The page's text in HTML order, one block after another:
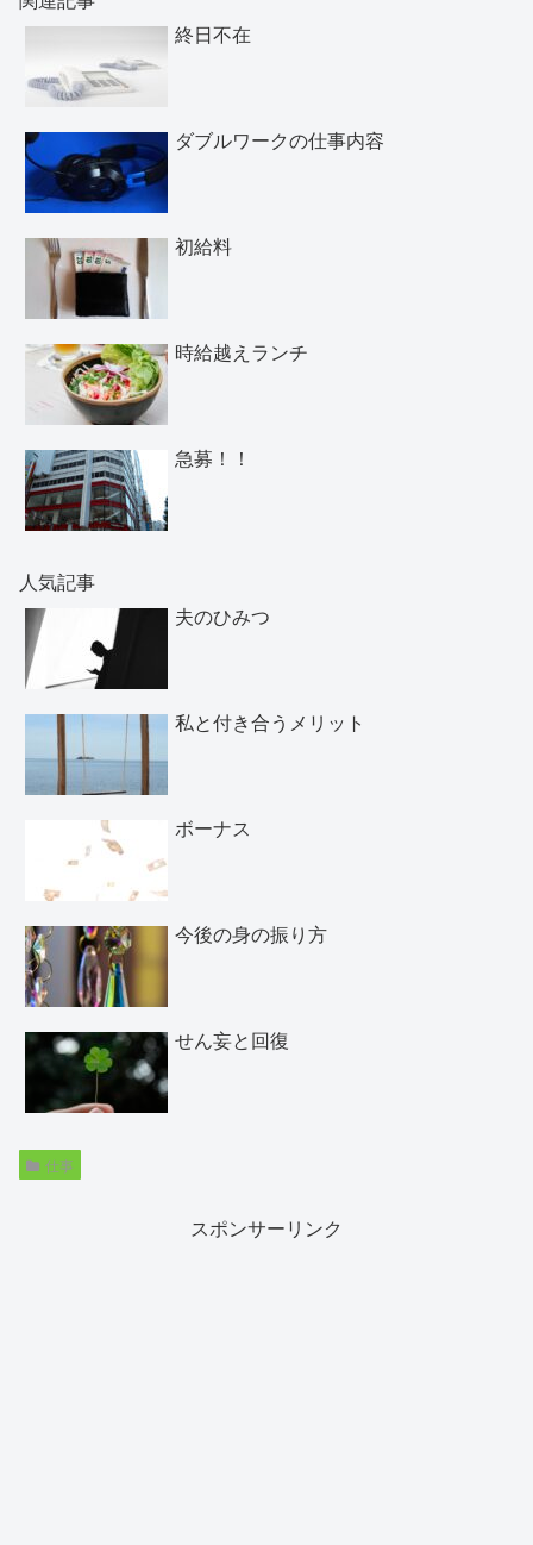
終日不在
ダブルワークの仕事内容
初給料
時給越えランチ
急募！！
人気記事
夫のひみつ
私と付き合うメリット
ボーナス
今後の身の振り方
せん妄と回復
仕事
スポンサーリンク